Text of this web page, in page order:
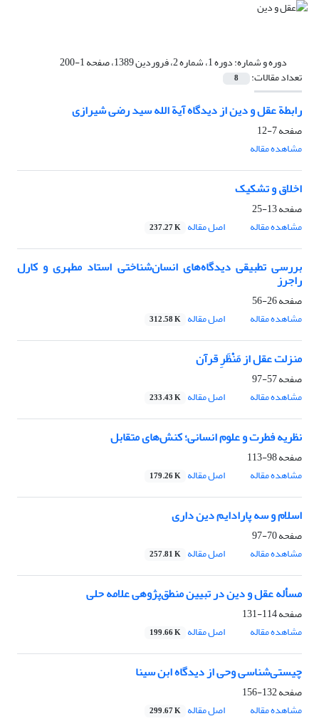
دوره و شماره:دوره 1، شماره 2، فروردین 1389، صفحه 1-200
تعداد مقالات: 8
رابطة عقل و دین از دیدگاه آیة الله سید رضی شیرازی
صفحه7-12
مشاهده مقاله
اخلاق و تشکیک
صفحه13-25
مشاهده مقاله
اصل مقاله 237.27 K
بررسی تطبیقی دیدگاه‌های انسان‌شناختی استاد مطهری و کارل
راجرز
صفحه26-56
مشاهده مقاله
اصل مقاله 312.58 K
منزلت عقل از مَنْظَرِ قرآن
صفحه57-97
مشاهده مقاله
اصل مقاله 233.43 K
نظریه فطرت و علوم انسانی؛ کنش‌های متقابل
صفحه98-113
مشاهده مقاله
اصل مقاله 179.26 K
اسلام و سه پارادایم دین داری
صفحه70-97
مشاهده مقاله
اصل مقاله 257.81 K
مسأله عقل و دین در تبیین منطق‌پژوهی علامه حلی
صفحه114-131
مشاهده مقاله
اصل مقاله 199.66 K
چیستی‌شناسی وحی از دیدگاه ابن سینا
صفحه132-156
مشاهده مقاله
اصل مقاله 299.67 K